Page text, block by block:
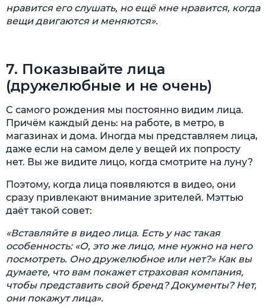
нравится его слушать, но ещё мне нравится, когда
вещи двигаются и меняются».
7. Показывайте лица
(дружелюбные и не очень)
C самого рождения мы постоянно видим лица.
Причём каждый день: на работе, в метро, в
магазинах и дома. Иногда мы представляем лица,
даже если на самом деле у вещей их попросту
нет. Вы же видите лицо, когда смотрите на луну?
Поэтому, когда лица появляются в видео, они
сразу привлекают внимание зрителей. Мэттью
даёт такой совет:
«Вставляйте в видео лица. Есть у нас такая
особенность: «О, это же лицо, мне нужно на него
посмотреть. Оно дружелюбное или нет?» Как вы
думаете, что вам покажет страховая компания,
чтобы представить свой бренд? Документы? Нет,
они покажут лица».